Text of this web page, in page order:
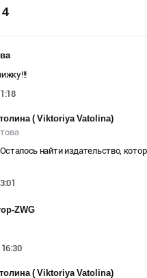
4
( Viktoriya Vatolina)
найти издательство,
ZWG
( Viktoriya Vatolina)